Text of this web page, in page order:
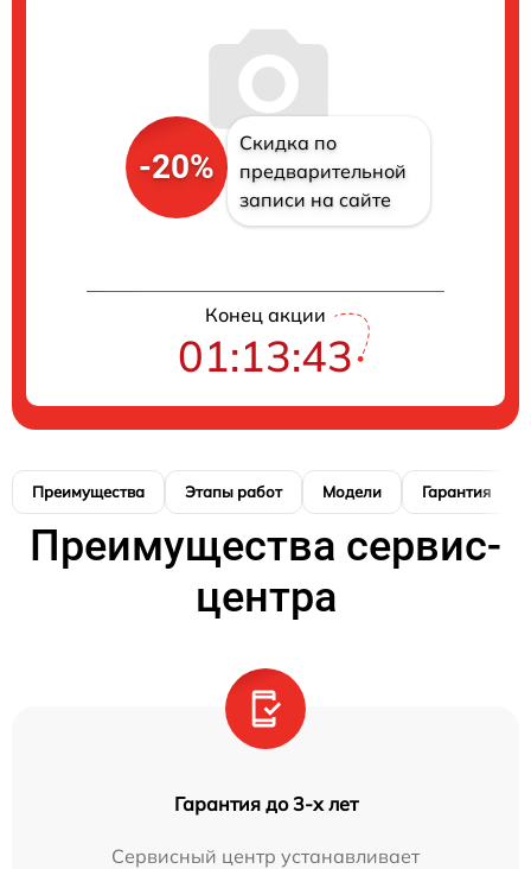
-20%
Скидка по
предварительной
записи на сайте
Конец акции
01:13:42
Преимущества Этапы работ Модели Гарантия
Преимущества сервис-
центра
Гарантия до 3-х лет
Сервисный центр устанавливает